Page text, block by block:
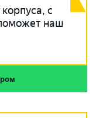
с
наш